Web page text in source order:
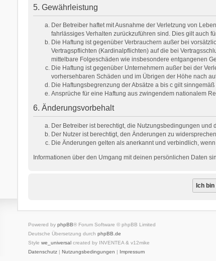
5. Gewährleistung
Der Betreiber haftet mit Ausnahme der Verletzung von
fahrlässiges Verhalten zurückzuführen sind. Dies gilt auch
Die Haftung ist gegenüber Verbrauchern außer bei
Vertragspflichten (Kardinalpflichten) auf die bei
mittelbare Folgeschäden wie insbesondere entgangenen
Die Haftung ist gegenüber Unternehmern außer bei der
vorhersehbaren Schäden und im Übrigen der Höhe nach
Die Haftungsbegrenzung der Absätze a bis c gilt
Ansprüche für eine Haftung aus zwingendem nationalem
6. Änderungsvorbehalt
Der Betreiber ist berechtigt, die Nutzungsbedingungen
Der Nutzer ist berechtigt, den Änderungen zu
Die Änderungen gelten als anerkannt und verbindlich,
Informationen über den Umgang mit deinen persönlichen Daten
Powered by phpBB® Forum Software © phpBB Limited
Deutsche Übersetzung durch phpBB.de
Style we_universalcreated by INVENTEA & v12mike
Datenschutz| Nutzungsbedingungen | Impressum